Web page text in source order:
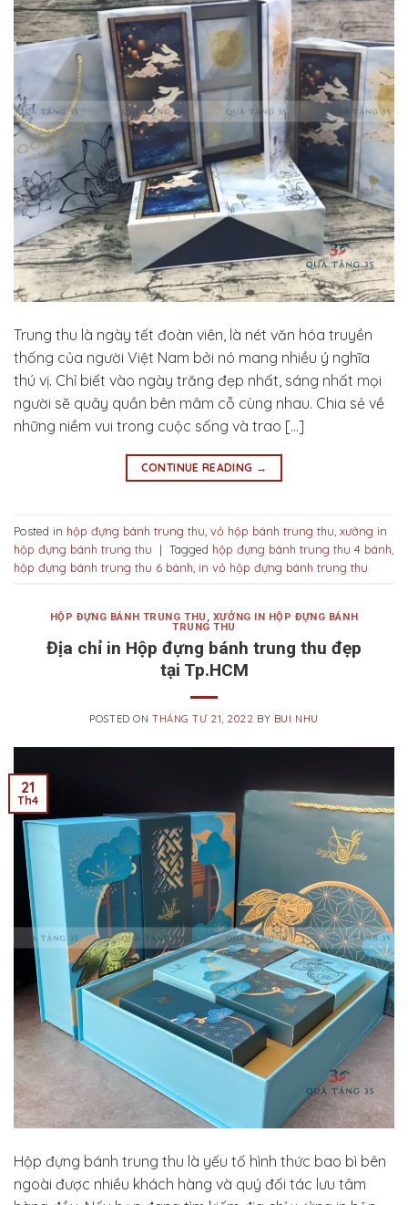
Trung thu là ngày tết đoàn viên, là nét văn hóa truyền
thống của người Việt Nam bởi nó mang nhiều ý nghĩa
thú vị. Chỉ biết vào ngày trăng đẹp nhất, sáng nhất mọi
người sẽ quây quần bên mâm cỗ cùng nhau. Chia sẻ về
những niềm vui trong cuộc sống và trao […]
CONTINUE READING →
Posted in hộp đựng bánh trung thu vỏ hộp bánh trung thu xưởng in
hộp đựng bánh trung thu
| Tagged hộp đựng bánh trung thu 4 bánh
hộp đựng bánh trung thu 6 bánh in vỏ hộp đựng bánh trung thu
HỘP ĐỰNG BÁNH TRUNG THU , XƯỞNG IN HỘP ĐỰNG BÁNH
TRUNG THU
Địa chỉ in Hộp đựng bánh trung thu đẹp
tại Tp.HCM
POSTED ON THÁNG TƯ 21, 2022 BY BUI NHU
21
Th4
Hộp đựng bánh trung thu là yếu tố hình thức bao bì bên
ngoài được nhiều khách hàng và quý đối tác lưu tâm